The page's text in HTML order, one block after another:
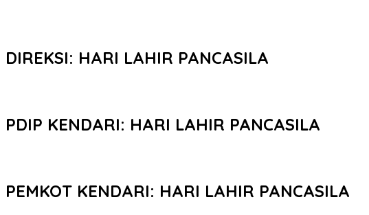
DIREKSI: HARI LAHIR PANCASILA
PDIP KENDARI: HARI LAHIR PANCASILA
PEMKOT KENDARI: HARI LAHIR PANCASILA